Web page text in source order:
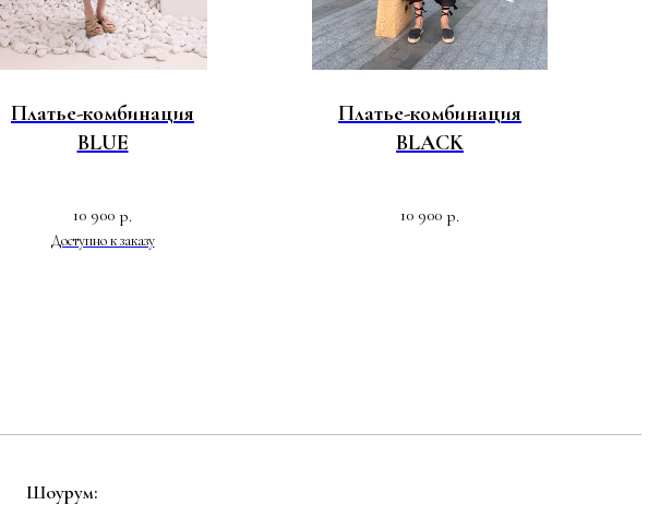
Платье-комбинация
BLUE
10 900 р.
Платье-комбинация
BLACK
10 900 р.
Шоурум: